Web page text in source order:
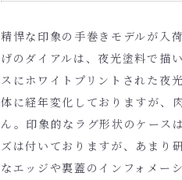
精悍な印象の手巻きモデルが入
げのダイアルは、夜光塗料で描
スにホワイトプリントされた夜
体に経年変化しておりますが、
ん。印象的なラグ形状のケース
ズは付いておりますが、あまり
なエッジや裏蓋のインフォメー